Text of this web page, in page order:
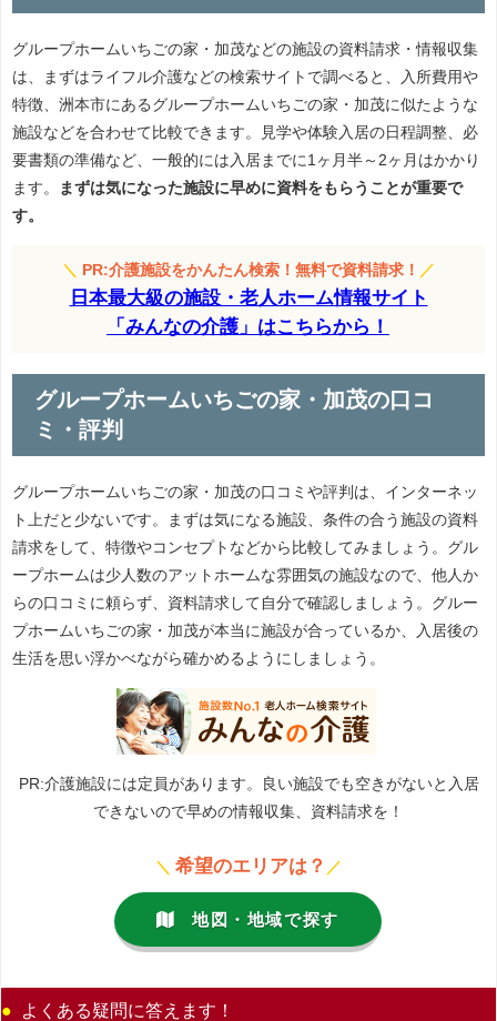
グループホームいちごの家・加茂などの施設の資料請求・情報収集
は、まずはライフル介護などの検索サイトで調べると、入所費用や
特徴、洲本市にあるグループホームいちごの家・加茂に似たような
施設などを合わせて比較できます。見学や体験入居の日程調整、必
要書類の準備など、一般的には入居までに1ヶ月半～2ヶ月はかかり
ます。
まずは気になった施設に早めに資料をもらうことが重要で
す。
＼ PR:介護施設をかんたん検索！無料で資料請求！ ／
日本最大級の施設・老人ホーム情報サイト
「みんなの介護」はこちらから！
グループホームいちごの家・加茂の口コ
ミ・評判
グループホームいちごの家・加茂の口コミや評判は、インターネッ
ト上だと少ないです。まずは気になる施設、条件の合う施設の資料
請求をして、特徴やコンセプトなどから比較してみましょう。グル
ープホームは少人数のアットホームな雰囲気の施設なので、他人か
らの口コミに頼らず、資料請求して自分で確認しましょう。グルー
プホームいちごの家・加茂が本当に施設が合っているか、入居後の
生活を思い浮かべながら確かめるようにしましょう。
PR:介護施設には定員があります。良い施設でも空きがないと入居
できないので早めの情報収集、資料請求を！
＼ 希望のエリアは？ ／
地図・地域で探す
よくある疑問に答えます！